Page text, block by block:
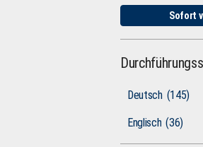
Sofort
Deutsch (145)
Englisch (36)